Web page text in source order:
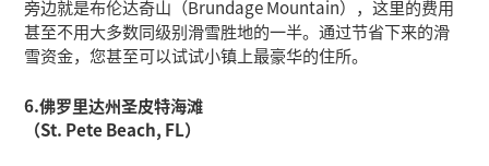
旁边就是布伦达奇山（Brundage Mountain），这里的费用
甚至不用大多数同级别滑雪胜地的一半。通过节省下来的滑
雪资金，您甚至可以试试小镇上最豪华的住所。
6.佛罗里达州圣皮特海滩
（St. Pete Beach, FL）